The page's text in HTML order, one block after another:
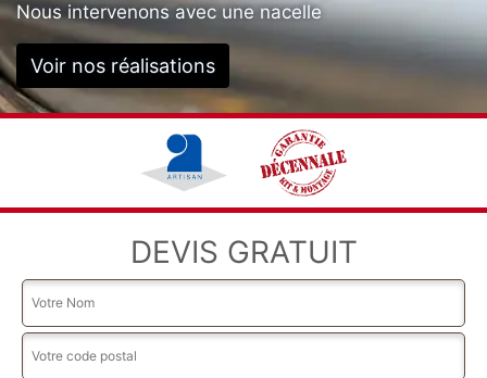
Nous intervenons avec une nacelle
Voir nos réalisations
DEVIS GRATUIT